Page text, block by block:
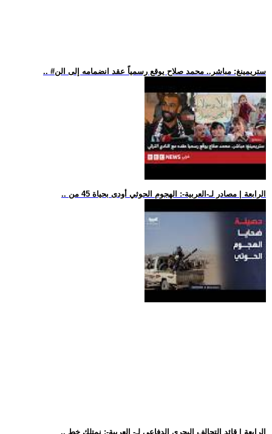
.. #ستريمينغ: مباشر.. محمد صلاح يوقع رسمياً عقد انضمامه إلى الن
.. الرابعة | مصادر لـ-العربية-: الهجوم الحوثي أودى بحياة 45 من
.. الرابعة | قائد التحالف البحري الدفاعي لـ- العربية-: نمتلك خط